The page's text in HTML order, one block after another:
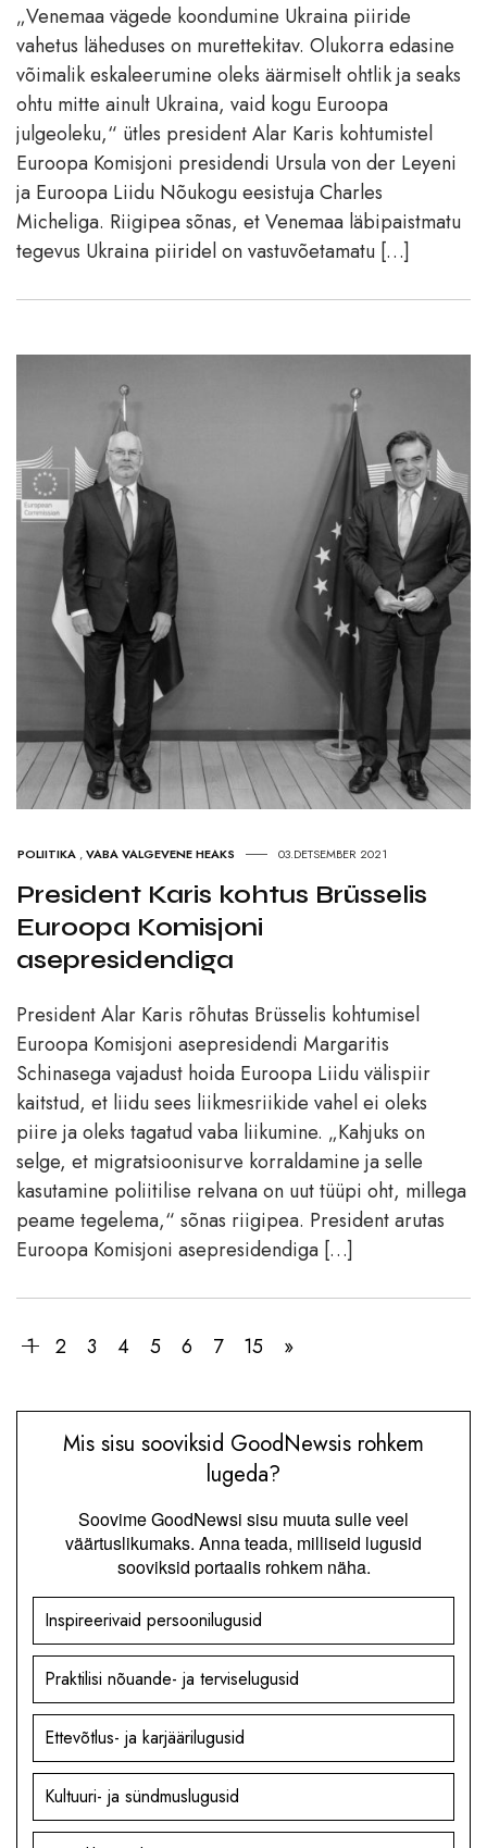
„Venemaa vägede koondumine Ukraina piiride
vahetus läheduses on murettekitav. Olukorra edasine
võimalik eskaleerumine oleks äärmiselt ohtlik ja seaks
ohtu mitte ainult Ukraina, vaid kogu Euroopa
julgeoleku,“ ütles president Alar Karis kohtumistel
Euroopa Komisjoni presidendi Ursula von der Leyeni
ja Euroopa Liidu Nõukogu eesistuja Charles
Micheliga. Riigipea sõnas, et Venemaa läbipaistmatu
tegevus Ukraina piiridel on vastuvõetamatu […]
POLIITIKA ,VABA VALGEVENE HEAKS 03.DETSEMBER 2021
President Karis kohtus Brüsselis
Euroopa Komisjoni
asepresidendiga
President Alar Karis rõhutas Brüsselis kohtumisel
Euroopa Komisjoni asepresidendi Margaritis
Schinasega vajadust hoida Euroopa Liidu välispiir
kaitstud, et liidu sees liikmesriikide vahel ei oleks
piire ja oleks tagatud vaba liikumine. „Kahjuks on
selge, et migratsioonisurve korraldamine ja selle
kasutamine poliitilise relvana on uut tüüpi oht, millega
peame tegelema,“ sõnas riigipea. President arutas
Euroopa Komisjoni asepresidendiga […]
1 2 3 4 5 6 7 15 »
Mis sisu sooviksid GoodNewsis rohkem
lugeda?
Soovime GoodNewsi sisu muuta sulle veel
väärtuslikumaks. Anna teada, milliseid lugusid
sooviksid portaalis rohkem näha.
Inspireerivaid persoonilugusid
Praktilisi nõuande- ja terviselugusid
Ettevõtlus- ja karjäärilugusid
Kultuuri- ja sündmuslugusid